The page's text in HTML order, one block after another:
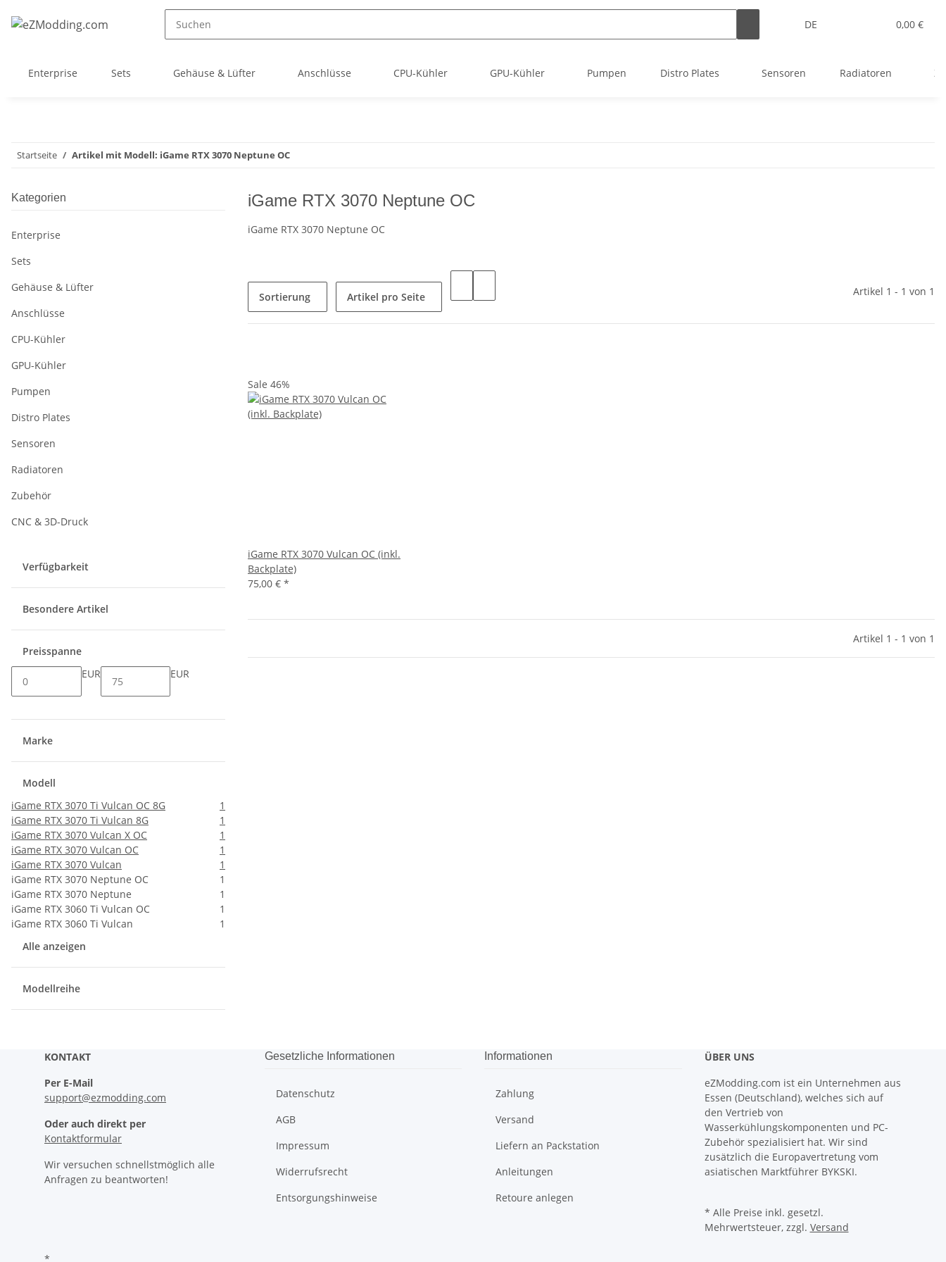
DE 0,00 €
Enterprise Sets Gehäuse & Lüfter Anschlüsse CPU-Kühler GPU-Kühler Pumpen Distro Plates Sensoren Radiatoren
Startseite Artikel mit Modell: iGame RTX 3070 Neptune OC
iGame RTX 3070 Neptune OC
iGame RTX 3070 Neptune OC
Sortierung Artikel pro Seite Artikel 1 - 1 von 1
Sale 46%
iGame RTX 3070 Vulcan OC (inkl.
Backplate)
75,00 € *
Artikel 1 - 1 von 1
Kategorien
Enterprise
Sets
Gehäuse & Lüfter
Anschlüsse
CPU-Kühler
GPU-Kühler
Pumpen
Distro Plates
Sensoren
Radiatoren
Zubehör
CNC & 3D-Druck
Verfügbarkeit
Besondere Artikel
Preisspanne
EUR
EUR
Marke
Modell
iGame RTX 3070 Ti Vulcan OC 8G
1
iGame RTX 3070 Ti Vulcan 8G
1
iGame RTX 3070 Vulcan X OC
1
iGame RTX 3070 Vulcan OC
1
iGame RTX 3070 Vulcan
1
iGame RTX 3070 Neptune OC
1
iGame RTX 3070 Neptune
1
iGame RTX 3060 Ti Vulcan OC
1
iGame RTX 3060 Ti Vulcan
1
Alle anzeigen
Modellreihe
KONTAKT
Per E-Mail
support@ezmodding.com
Oder auch direkt per
Kontaktformular
Wir versuchen schnellstmöglich alle
Anfragen zu beantworten!
Gesetzliche Informationen
Datenschutz
AGB
Impressum
Widerrufsrecht
Entsorgungshinweise
Informationen
Zahlung
Versand
Liefern an Packstation
Anleitungen
Retoure anlegen
ÜBER UNS
eZModding.com ist ein Unternehmen aus
Essen (Deutschland), welches sich auf
den Vertrieb von
Wasserkühlungskomponenten und PC-
Zubehör spezialisiert hat. Wir sind
zusätzlich die Europavertretung vom
asiatischen Marktführer BYKSKI.
* Alle Preise inkl. gesetzl.
Mehrwertsteuer, zzgl. Versand
*